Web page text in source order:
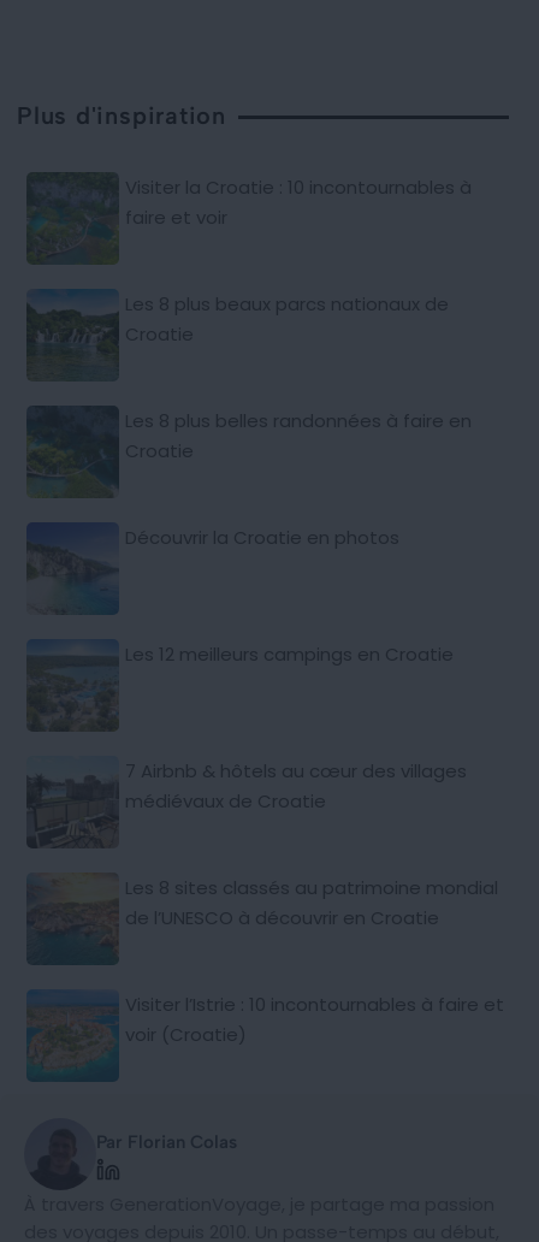
Plus d'inspiration
Visiter la Croatie : 10 incontournables à
faire et voir
Les 8 plus beaux parcs nationaux de
Croatie
Les 8 plus belles randonnées à faire en
Croatie
Découvrir la Croatie en photos
Les 12 meilleurs campings en Croatie
7 Airbnb & hôtels au cœur des villages
médiévaux de Croatie
Les 8 sites classés au patrimoine mondial
de l’UNESCO à découvrir en Croatie
Visiter l’Istrie : 10 incontournables à faire et
voir (Croatie)
Par Florian Colas